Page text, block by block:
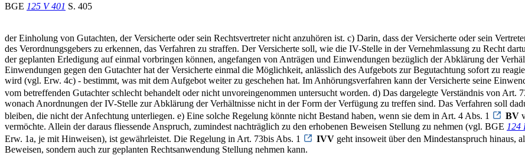
BGE 125 V 401 S. 405
der Einholung von Gutachten, der Versicherte oder sein Rechtsvertreter nicht anzuhören ist. c) Darin, dass der Versicherte oder sein
des Verordnungsgebers zu erkennen, das Verfahren zu straffen. Der Versicherte soll, wie die IV-Stelle in der Vernehmlassung zu Recht
der geplanten Erledigung auf einmal vorbringen können, angefangen von Anträgen und Einwendungen bezüglich der Abklärung der
Einwendungen gegen den Gutachter hat der Versicherte einmal die Möglichkeit, anlässlich des Aufgebots zur Begutachtung sofort zu
wird (vgl. Erw. 4c) - bestimmt, was mit dem Aufgebot weiter zu geschehen hat. Im Anhörungsverfahren kann der Versicherte seine
vom betreffenden Gutachter schlecht behandelt oder nicht unvoreingenommen untersucht worden. d) Das dargelegte Verständnis von Art.
wonach Anordnungen der IV-Stelle zur Abklärung der Verhältnisse nicht in der Form der Verfügung zu treffen sind. Das Verfahren soll
bleiben, die nicht der Anfechtung unterliegen. e) Eine solche Regelung könnte nicht Bestand haben, wenn sie dem in Art. 4 Abs. 1
BV
vermöchte. Allein der daraus fliessende Anspruch, zumindest nachträglich zu den erhobenen Beweisen Stellung zu nehmen (vgl. BGE 124
Erw. 1a, je mit Hinweisen), ist gewährleistet. Die Regelung in Art. 73bis Abs. 1
IVV geht insoweit über den Mindestanspruch hinaus,
Beweisen, sondern auch zur geplanten Rechtsanwendung Stellung nehmen kann.